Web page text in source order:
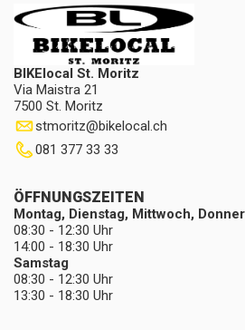
BIKElocal St. Moritz
Via Maistra 21
7500 St. Moritz
stmoritz@bikelocal.ch
081 377 33 33
ÖFFNUNGSZEITEN
Montag, Dienstag, Mittwoch,
08:30 - 12:30 Uhr
14:00 - 18:30 Uhr
Samstag
08:30 - 12:30 Uhr
13:30 - 18:30 Uhr